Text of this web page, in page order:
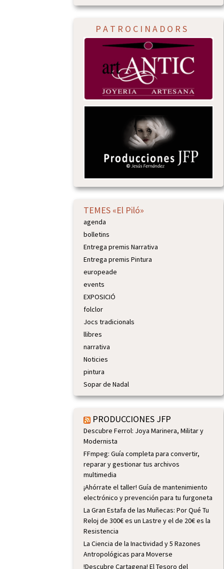
P A T R O C I N A D O R S
TEMES «El Piló»
agenda
bolletins
Entrega premis Narrativa
Entrega premis Pintura
europeade
events
EXPOSICIÓ
folclor
Jocs tradicionals
llibres
narrativa
Noticies
pintura
Sopar de Nadal
PRODUCCIONES JFP
Descubre Ferrol: Joya Marinera, Militar y
Modernista
FFmpeg: Guía completa para convertir,
reparar y gestionar tus archivos
multimedia
¡Ahórrate el taller! Guía de mantenimiento
electrónico y prevención para tu furgoneta
La Gran Estafa de las Muñecas: Por Qué Tu
Reloj de 300€ es un Lastre y el de 20€ es la
Resistencia
La Ciencia de la Inactividad y 5 Razones
Antropológicas para Moverse
!Descubre Cartagena! El Tesoro del